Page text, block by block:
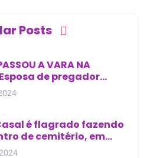
Posts
A VARA NA
de pregador
descobre
extra-conjugal
é flagrado fazendo
de cemitério, em
no Maranhão